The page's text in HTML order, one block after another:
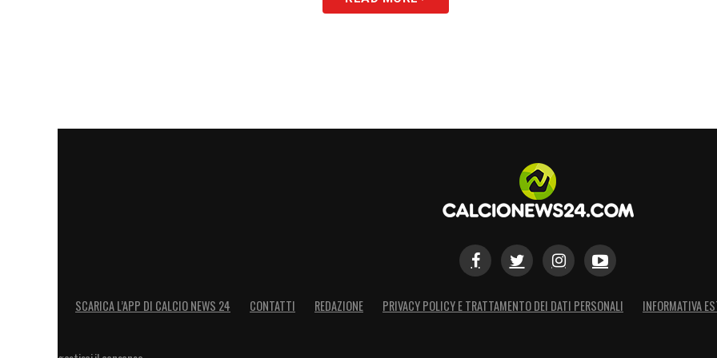
SCARICA L’APP DI CALCIO NEWS 24 CONTATTI REDAZIONE PRIVACY POLICY E TRATTAMENTO DEI DATI PERSONALI INFORMATIVA